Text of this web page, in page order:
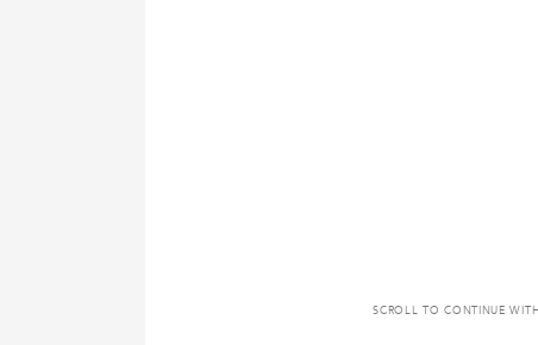
SCROLL TO CONTINUE